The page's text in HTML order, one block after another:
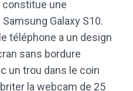
constitue une
Galaxy S10.
téléphone a un design
sans bordure
un trou dans le coin
la webcam de 25